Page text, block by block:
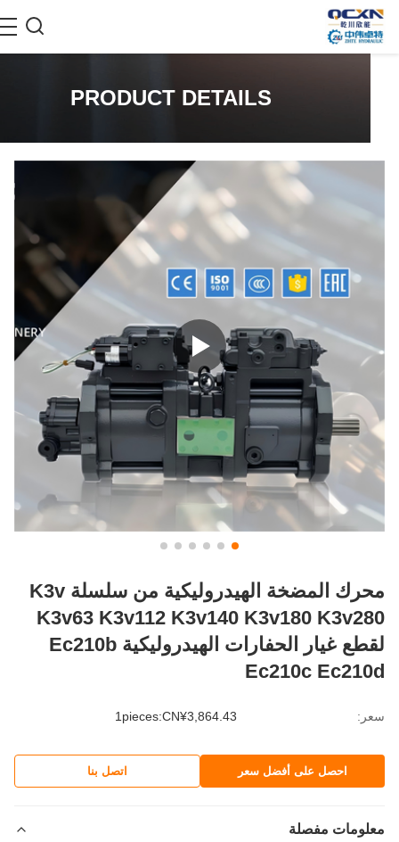
PRODUCT DETAILS
محرك المضخة الهيدروليكية من سلسلة K3v
K3v63 K3v112 K3v140 K3v180
لقطع غيار الحفارات الهيدروليكية Ec210b
Ec210c
1pieces:CN¥3,864.43
احصل على أفضل سعر اتصل بنا
مفصلة